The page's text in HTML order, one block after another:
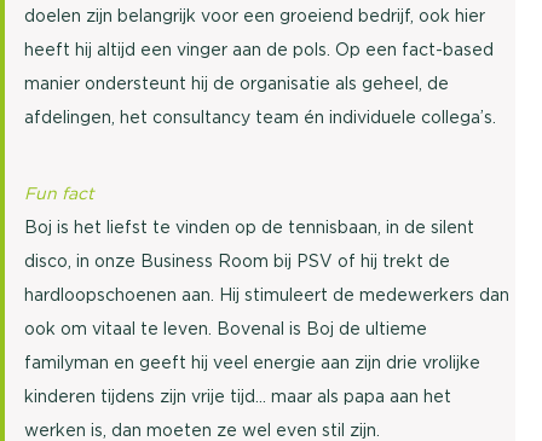
doelen zijn belangrijk voor een groeiend bedrijf, ook hier
heeft hij altijd een vinger aan de pols. Op een fact-based
manier ondersteunt hij de organisatie als geheel, de
afdelingen, het consultancy team én individuele collega’s.
Fun fact
Boj is het liefst te vinden op de tennisbaan, in de silent
disco, in onze Business Room bij PSV of hij trekt de
hardloopschoenen aan. Hij stimuleert de medewerkers dan
ook om vitaal te leven. Bovenal is Boj de ultieme
familyman en geeft hij veel energie aan zijn drie vrolijke
kinderen tijdens zijn vrije tijd... maar als papa aan het
werken is, dan moeten ze wel even stil zijn.